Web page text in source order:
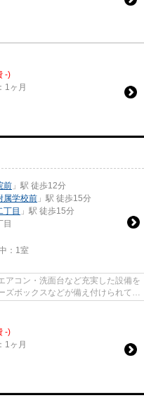
-)
1ヶ月
前 」駅 徒歩12分
属学校前 」駅 徒歩15分
丁目 」駅 徒歩15分
目
： 1室
アコン・洗面台など充実した設備を
ズボックスなどが備え付けられてい
-)
1ヶ月